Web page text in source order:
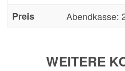
Preis
Abendkasse:
WEITERE